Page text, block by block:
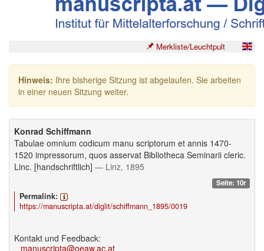
Merkliste/Leuchtpult
Hinweis: Ihre bisherige Sitzung ist abgelaufen. Sie arbeiten
in einer neuen Sitzung weiter.
Konrad Schiffmann
Tabulae omnium codicum manu scriptorum et annis 1470-
1520 impressorum, quos asservat Bibliotheca Seminarii cleric.
Linc. [handschriftlich] — Linz, 1895
Seite: 10r
Permalink:
https://manuscripta.at/diglit/schiffmann_1895/0019
Kontakt und Feedback:
manuscripta@oeaw.ac.at